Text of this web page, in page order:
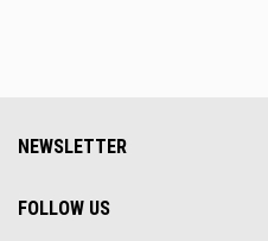
NEWSLETTER
FOLLOW US